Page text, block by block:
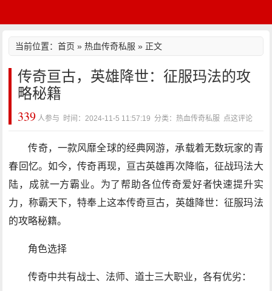
当前位置：首页 »热血传奇私服 » 正文
传奇亘古，英雄降世：征服玛法的攻
略秘籍
339 人参与 时间：2024-11-5 11:57:19 分类：热血传奇私服 点这评论
传奇，一款风靡全球的经典网游，承载着无数玩家的青
春回忆。如今，传奇再现，亘古英雄再次降临，征战玛法大
陆，成就一方霸业。为了帮助各位传奇爱好者快速提升实
力，称霸天下，特奉上这本传奇亘古，英雄降世：征服玛法
的攻略秘籍。
角色选择
传奇中共有战士、法师、道士三大职业，各有优劣：